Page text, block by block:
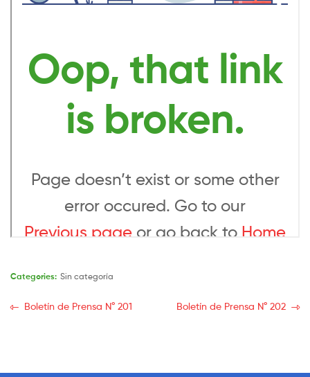
Categories: Sin categoría
Boletín de Prensa N° 201 Boletín de Prensa N° 202